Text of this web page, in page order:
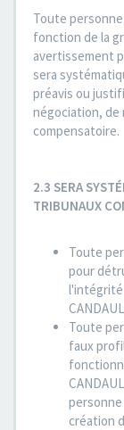
Toute
fonction de la
avertissement
sera
préavis ou
négociation,
compensatoire.
2.3 SERA
TRIBUNAUX
Toute
pour
l'intégrité
Toute
faux
création